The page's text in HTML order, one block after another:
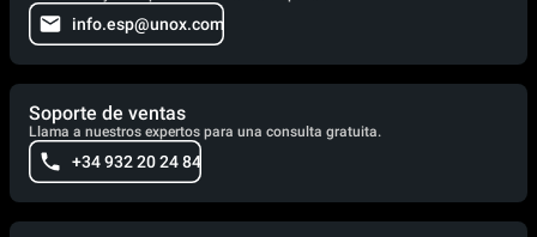
info.esp@unox.com
Soporte de ventas
Llama a nuestros expertos para una consulta gratuita.
+34 932 20 24 84